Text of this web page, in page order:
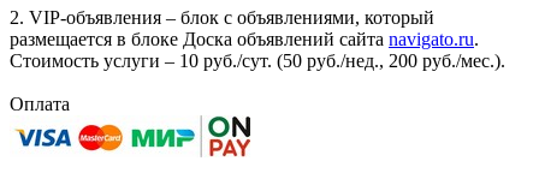
2. VIP-объявления – блок с объявлениями, который
размещается в блоке Доска объявлений сайта navigato.ru.
Стоимость услуги – 10 руб./сут. (50 руб./нед., 200 руб./мес.).
Оплата